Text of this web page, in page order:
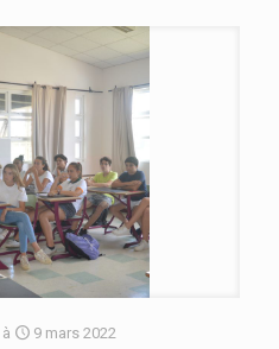
à
9 mars 2022